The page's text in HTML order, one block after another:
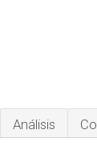
Análisis